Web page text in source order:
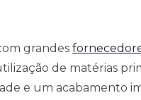
grandes
de matérias
e um acabamento